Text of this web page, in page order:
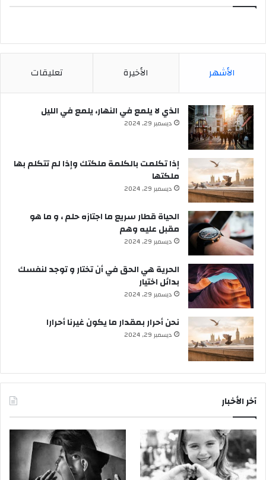
الأشهر الأخيرة تعليقات
الذي لا يلمع في النهار، يلمع في الليل
ديسمبر 29, 2024
إذا تكلمت بالكلمة ملكتك وإذا لم تتكلم بها
ملكتها
ديسمبر 29, 2024
الحياة قطار سريع ما اجتازه حلم ، و ما هو
مقبل عليه وهم
ديسمبر 29, 2024
الحرية هي الحق في أن تختار و توجد لنفسك
بدائل اختيار
ديسمبر 29, 2024
نحن أحرار بمقدار ما يكون غيرنا أحرارا
ديسمبر 29, 2024
آخر الأخبار